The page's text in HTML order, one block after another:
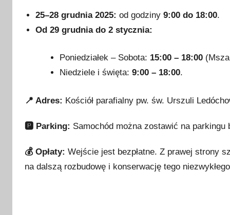
25–28 grudnia 2025: od godziny9:00 do 18:00.
Od 29 grudnia do 2 stycznia:
Poniedziałek – Sobota: 15:00 – 18:00
Niedziele i święta: 9:00 – 18:00.
📍 Adres: Kościół parafialny pw. św. Urszuli
🅿️ Parking: Samochód można zostawić na
💰 Opłaty: Wejście jest bezpłatne. Z prawej strony
na dalszą rozbudowę i konserwację tego niezwykłego